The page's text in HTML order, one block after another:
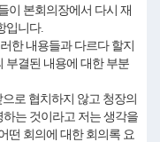
이 본회의장에서 다시 재
입니다.
한 내용들과 다르다 할지
부결된 내용에 대한 부분
로 협치하지 않고 청장의
는 것이라고 저는 생각을
떤 회의에 대한 회의록 요